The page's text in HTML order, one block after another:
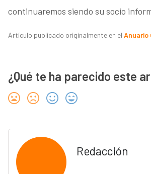
continuaremos siendo su socio
Artículo publicado originalmente en el Anuario
¿Qué te ha parecido este
Redacción